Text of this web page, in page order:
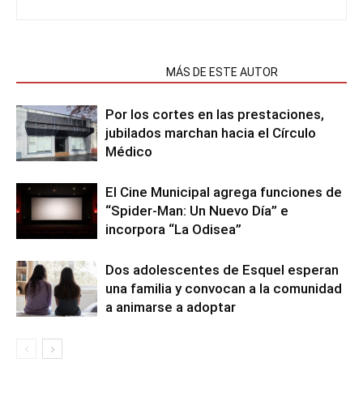
MÁS DE ESTE AUTOR
Por los cortes en las prestaciones,
jubilados marchan hacia el Círculo
Médico
El Cine Municipal agrega funciones de
“Spider-Man: Un Nuevo Día” e
incorpora “La Odisea”
Dos adolescentes de Esquel esperan
una familia y convocan a la comunidad
a animarse a adoptar